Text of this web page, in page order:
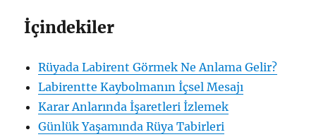
İçindekiler
Rüyada Labirent Görmek Ne Anlama Gelir?
Labirentte Kaybolmanın İçsel Mesajı
Karar Anlarında İşaretleri İzlemek
Günlük Yaşamında Rüya Tabirleri